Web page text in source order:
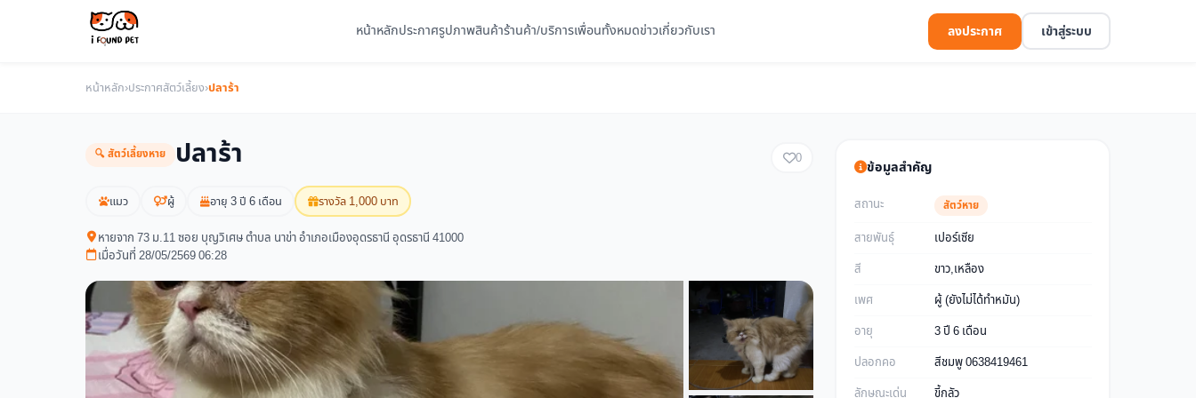
หน้าหลักประกาศรูปภาพสินค้าร้านค้า/บริการเพื่อนทั้งหมดข่าวเกี่ยวกับเรา ลงประกาศ เข้าสู่ระบบ
หน้าหลัก›ประกาศสัตว์เลี้ยง›ปลาร้า
🔍 สัตว์เลี้ยงหาย ปลาร้า 0
แมว ผู้ อายุ 3 ปี 6 เดือน รางวัล 1,000 บาท
หายจาก 73 ม.11 ซอย บุญวิเศษ ตำบล นาข่า อำเภอเมืองอุดรธานี อุดรธานี 41000
เมื่อวันที่ 28/05/2569 06:28
ข้อมูลสำคัญ
สถานะ สัตว์หาย
สายพันธุ์
เปอร์เซีย
สี
ขาว,เหลือง
เพศ
ผู้ (ยังไม่ได้ทำหมัน)
อายุ
3 ปี 6 เดือน
ปลอกคอ
สีชมพู 0638419461
ลักษณะเด่น
ขี้กลัว